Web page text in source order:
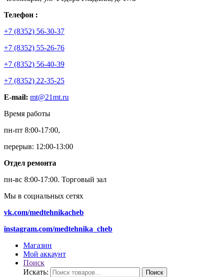
Телефон :
+7 (8352) 56-30-37
+7 (8352) 55-26-76
+7 (8352) 56-40-39
+7 (8352) 22-35-25
E-mail: mt@21mt.ru
Время работы
пн-пт 8:00-17:00,
перерыв: 12:00-13:00
Отдел ремонта
пн-вс 8:00-17:00. Торговый зал
Мы в социальных сетях
vk.com/medtehnikacheb
instagram.com/medtehnika_cheb
Магазин
Мой аккаунт
Поиск
Искать:
Поиск